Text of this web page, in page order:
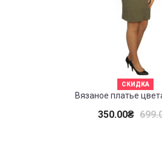
СКИДКА
Вязаное платье
350.00₴